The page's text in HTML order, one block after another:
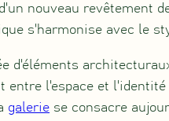
nouveau revêtement
s'harmonise avec le
d'éléments
entre l'espace et
galerie se consacre